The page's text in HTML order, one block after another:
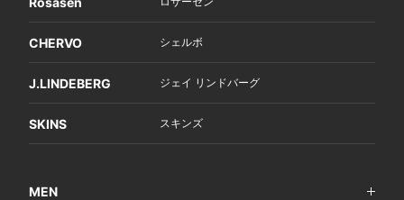
CHERVO シェルボ
J.LINDEBERG ジェイ リンドバーグ
SKINS スキンズ
MEN